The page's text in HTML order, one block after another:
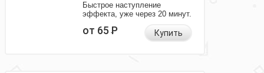
Быстрое наступление
эффекта, уже через 20 минут.
от 65Р Купить